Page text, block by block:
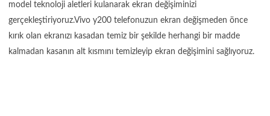
model teknoloji aletleri kulanarak ekran değişiminizi
gerçekleştiriyoruz.Vivo y200 telefonuzun ekran değişmeden önce
kırık olan ekranızı kasadan temiz bir şekilde herhangi bir madde
kalmadan kasanın alt kısmını temizleyip ekran değişimini sağlıyoruz.